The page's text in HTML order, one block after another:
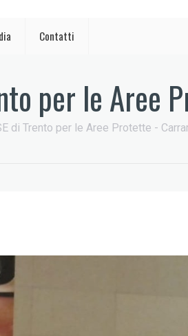
Contatti
per le Aree
di Trento per le Aree Protette -
EDIH Summit a